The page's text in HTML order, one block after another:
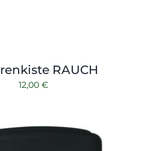
RAUCH
12,00 €